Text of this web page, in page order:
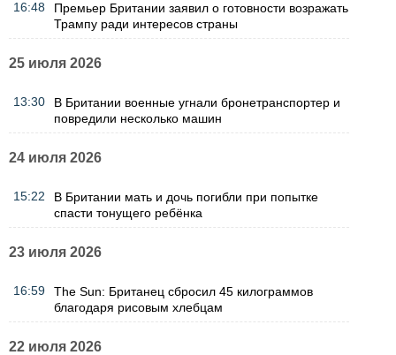
16:48
Премьер Британии заявил о готовности возражать
Трампу ради интересов страны
25 июля 2026
13:30
В Британии военные угнали бронетранспортер и
повредили несколько машин
24 июля 2026
15:22
В Британии мать и дочь погибли при попытке
спасти тонущего ребёнка
23 июля 2026
16:59
The Sun: Британец сбросил 45 килограммов
благодаря рисовым хлебцам
22 июля 2026